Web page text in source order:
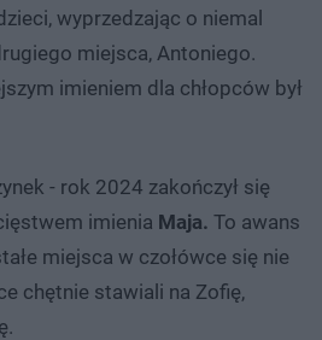
wyprzedzając o niemal
miejsca, Antoniego.
imieniem dla chłopców był
- rok 2024 zakończył się
imienia Maja. To awans
miejsca w czołówce się nie
chętnie stawiali na Zofię,